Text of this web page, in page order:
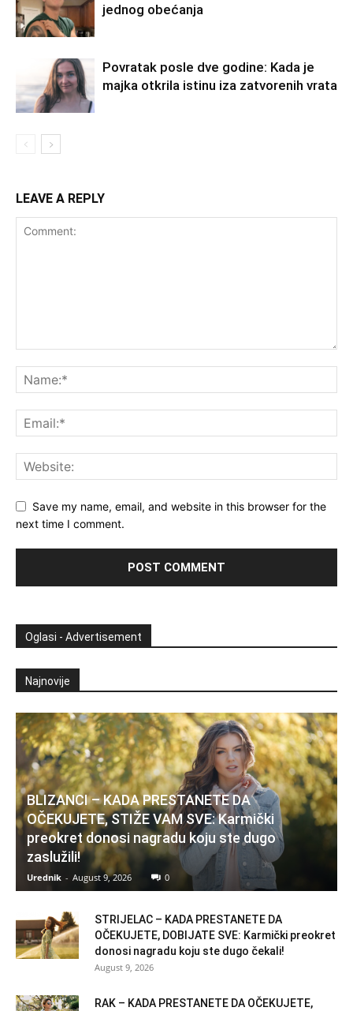
jednog obećanja
Povratak posle dve godine: Kada je
majka otkrila istinu iza zatvorenih vrata
LEAVE A REPLY
Save my name, email, and website in this browser for the
next time I comment.
Oglasi - Advertisement
Najnovije
BLIZANCI – KADA PRESTANETE DA
OČEKUJETE, STIŽE VAM SVE: Karmički
preokret donosi nagradu koju ste dugo
zaslužili!
Urednik - August 9, 2026 0
STRIJELAC – KADA PRESTANETE DA
OČEKUJETE, DOBIJATE SVE: Karmički preokret
donosi nagradu koju ste dugo čekali!
August 9, 2026
RAK – KADA PRESTANETE DA OČEKUJETE,